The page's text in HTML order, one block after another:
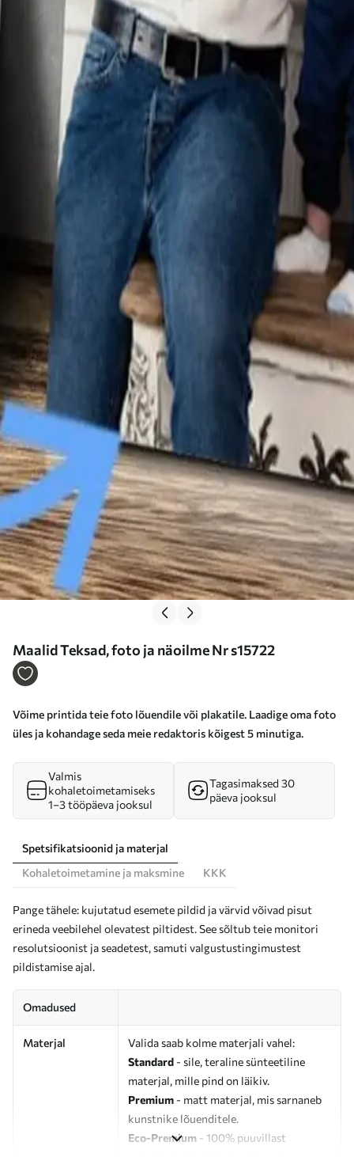
Maalid Teksad, foto ja näoilme Nr s15722
Võime printida teie foto lõuendile või plakatile. Laadige oma foto
üles ja kohandage seda meie redaktoris kõigest 5 minutiga.
Valmis
kohaletoimetamiseks
1–3 tööpäeva jooksul
Tagasimaksed 30
päeva jooksul
Spetsifikatsioonid ja materjal
Kohaletoimetamine ja maksmine
KKK
Pange tähele: kujutatud esemete pildid ja värvid võivad pisut
erineda veebilehel olevatest piltidest. See sõltub teie monitori
resolutsioonist ja seadetest, samuti valgustustingimustest
pildistamise ajal.
Omadused
Materjal
Valida saab kolme materjali vahel:
Standard - sile, teraline sünteetiline
materjal, mille pind on läikiv.
Premium - matt materjal, mis sarnaneb
kunstnike lõuenditele.
Eco-Premium - 100% puuvillast